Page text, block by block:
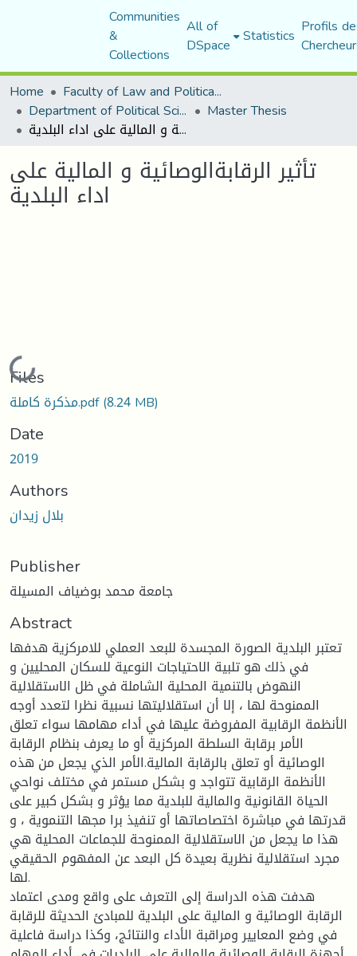
Communities
&
Collections
All of
DSpace Statistics Profils
Home
Faculty of Law and Political Science
Department of Political Sciences Master Thesis
تأثير الرقابةالوصائية و المالية على اداء البلدية
تأثير الرقابةالوصائية و المالية على
اداء البلدية
Loading...
Files
مذكرة كاملة.pdf(8.24 MB)
Date
2019
Authors
بلال زيدان
Publisher
جامعة محمد بوضياف المسيلة
Abstract
تعتبر البلدية الصورة المجسدة للبعد العملي للامركزية هدفها
في ذلك هو تلبية الاحتياجات النوعية للسكان المحليين و
النهوض بالتنمية المحلية الشاملة في ظل الاستقلالية
الممنوحة لها ، إلا أن استقلاليتها نسبية نظرا لتعدد أوجه
الأنظمة الرقابية المفروضة عليها في أداء مهامها سواء تعلق
الأمر برقابة السلطة المركزية أو ما يعرف بنظام الرقابة
الوصائية أو تعلق بالرقابة المالية.الأمر الذي يجعل من هذه
الأنظمة الرقابية تتواجد و بشكل مستمر في مختلف نواحي
الحياة القانونية والمالية للبلدية مما يؤثر و بشكل كبير على
قدرتها في مباشرة اختصاصاتها أو تنفيذ برا مجها التنموية ، و
هذا ما يجعل من الاستقلالية الممنوحة للجماعات المحلية هي
مجرد استقلالية نظرية بعيدة كل البعد عن المفهوم الحقيقي
لها.
هدفت هذه الدراسة إلى التعرف على واقع ومدى اعتماد
الرقابة الوصائية و المالية على البلدية للمبادئ الحديثة للرقابة
في وضع المعايير ومراقبة الأداء والنتائج، وكذا دراسة فاعلية